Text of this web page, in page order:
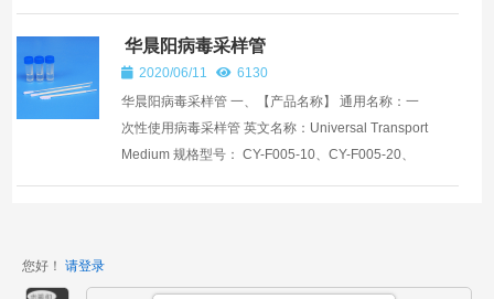
用口腔鼻咽...
华晨阳病毒采样管
2020/06/11
6130
华晨阳病毒采样管 一、【产品名称】 通用名称：一
次性使用病毒采样管 英文名称：Universal Transport
Medium 规格型号： CY-F005-10、CY-F005-20、
您好！ 请登录